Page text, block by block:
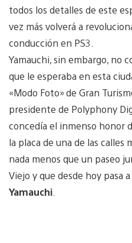
todos los detalles de este
vez más volverá a
conducción en PS3.
Yamauchi, sin embargo, no
que le esperaba en esta
«Modo Foto» de Gran
presidente de Polyphony
concedía el inmenso honor
la placa de una de las calles
nada menos que un paseo
Viejo y que desde hoy pasa
Yamauchi